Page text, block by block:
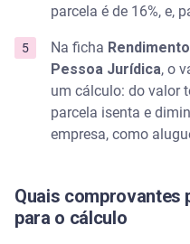
parcela é de 16%, e,
Na ficha
Pessoa Jurídica, o
um cálculo: do valor
parcela isenta e
empresa, como
Quais comprovantes
para o cálculo